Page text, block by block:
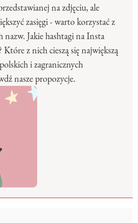
na zdjęciu, ale
zasięgi - warto korzystać z
Jakie hashtagi na Insta
Które z nich cieszą się największą
i zagranicznych
nasze propozycje.